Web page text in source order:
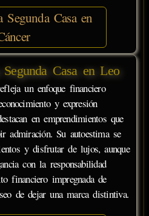
Casa en
Casa en Leo
un enfoque financiero
y expresión
en emprendimientos que
Su autoestima se
y disfrutar de lujos, aunque
con la responsabilidad
financiero impregnada de
de dejar una marca distintiva.